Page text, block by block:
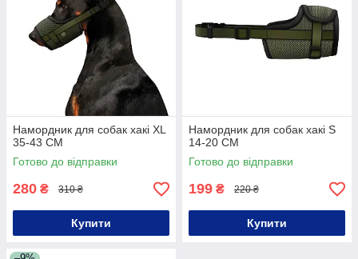
Намордник для собак хакі XL
35-43 СМ
Готово до відправки
280 ₴ 310 ₴
Купити
Намордник для собак хакі S
14-20 СМ
Готово до відправки
199 ₴ 220 ₴
Купити